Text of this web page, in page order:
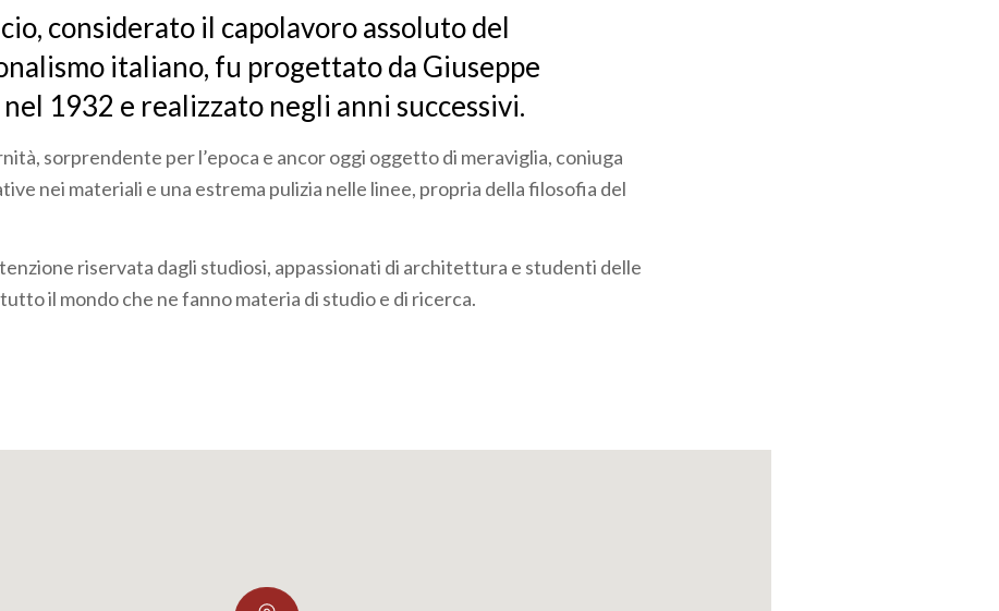
considerato il capolavoro assoluto del
italiano, fu progettato da Giuseppe
1932 e realizzato negli anni successivi.
sorprendente per l’epoca e ancor oggi oggetto di meraviglia, coniuga
nei materiali e una estrema pulizia nelle linee, propria della filosofia del
riservata dagli studiosi, appassionati di architettura e studenti delle
il mondo che ne fanno materia di studio e di ricerca.